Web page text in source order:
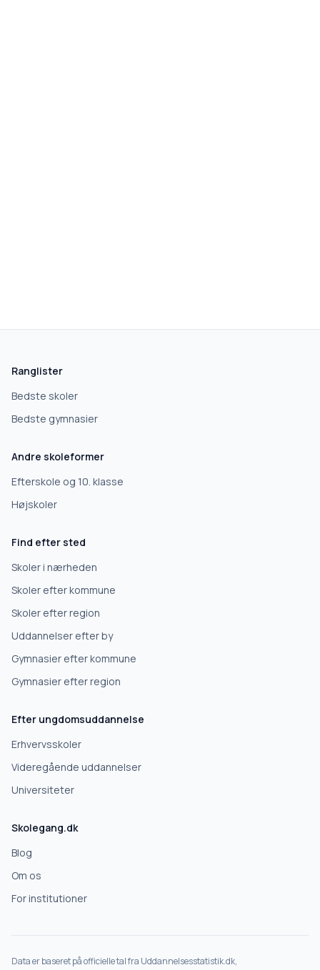
Hvad leder du efter?
Grundskole
10. klasse
Erhvervsuddannelse
Videregående uddannelse
Ranglister
Bedste skoler
Bedste gymnasier
Andre skoleformer
Efterskole og 10. klasse
Højskoler
Find efter sted
Skoler i nærheden
Skoler efter kommune
Skoler efter region
Uddannelser efter by
Gymnasier efter kommune
Gymnasier efter region
Efter ungdomsuddannelse
Erhvervsskoler
Videregående uddannelser
Universiteter
Skolegang.dk
Blog
Om os
For institutioner
Data er baseret på officielle tal fra Uddannelsesstatistik.dk,